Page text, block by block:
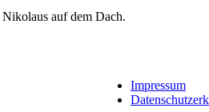
auf dem Dach.
Impressum